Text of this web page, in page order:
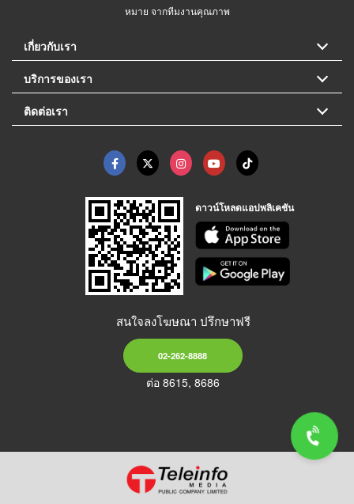
หมาย จากทีมงานคุณภาพ
เกี่ยวกับเรา
บริการของเรา
ติดต่อเรา
ดาวน์โหลดแอปพลิเคชัน
สนใจลงโฆษณา ปรึกษาฟรี
02-262-8888
ต่อ 8615, 8686